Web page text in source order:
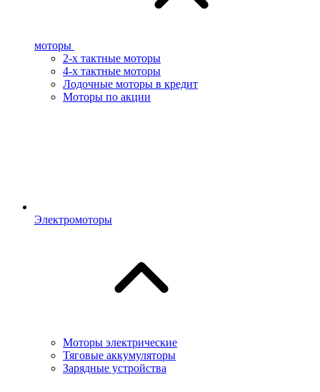
моторы
2-х тактные моторы
4-х тактные моторы
Лодочные моторы в кредит
Моторы по акции
Электромоторы
Моторы электрические
Тяговые аккумуляторы
Зарядные устройства